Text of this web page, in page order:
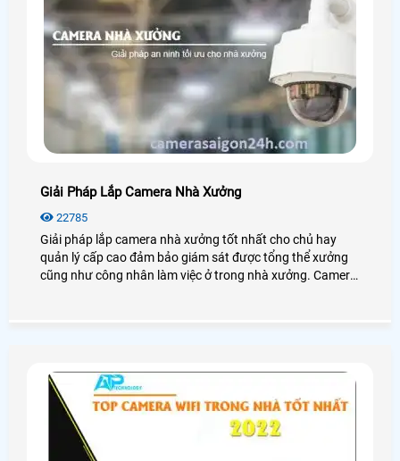
Giải Pháp Lắp Camera Nhà Xưởng
22785
Giải pháp lắp camera nhà xưởng tốt nhất cho chủ hay
quản lý cấp cao đảm bảo giám sát được tổng thể xưởng
cũng như công nhân làm việc ở trong nhà xưởng. Camera